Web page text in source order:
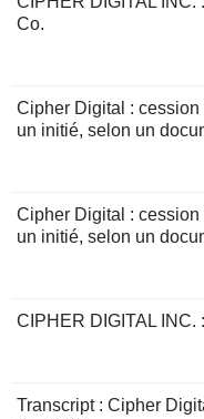
Co.
Cipher Digital :
un initié, selon un
Cipher Digital :
un initié, selon un
CIPHER DIGITAL INC.
Transcript : Cipher